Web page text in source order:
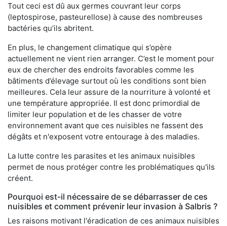
Tout ceci est dû aux germes couvrant leur corps
(leptospirose, pasteurellose) à cause des nombreuses
bactéries qu’ils abritent.
En plus, le changement climatique qui s’opère
actuellement ne vient rien arranger. C’est le moment pour
eux de chercher des endroits favorables comme les
bâtiments d’élevage surtout où les conditions sont bien
meilleures. Cela leur assure de la nourriture à volonté et
une température appropriée. Il est donc primordial de
limiter leur population et de les chasser de votre
environnement avant que ces nuisibles ne fassent des
dégâts et n'exposent votre entourage à des maladies.
La lutte contre les parasites et les animaux nuisibles
permet de nous protéger contre les problématiques qu'ils
créent.
Pourquoi est-il nécessaire de se débarrasser de ces
nuisibles et comment prévenir leur invasion à Salbris ?
Les raisons motivant l'éradication de ces animaux nuisibles